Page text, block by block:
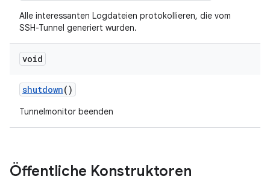
Alle interessanten Logdateien protokollieren, die vom
SSH-Tunnel generiert wurden.
void
shutdown()
Tunnelmonitor beenden
Öffentliche Konstruktoren